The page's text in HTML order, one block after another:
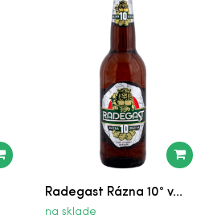
Radegast Rázna 10° v...
na sklade